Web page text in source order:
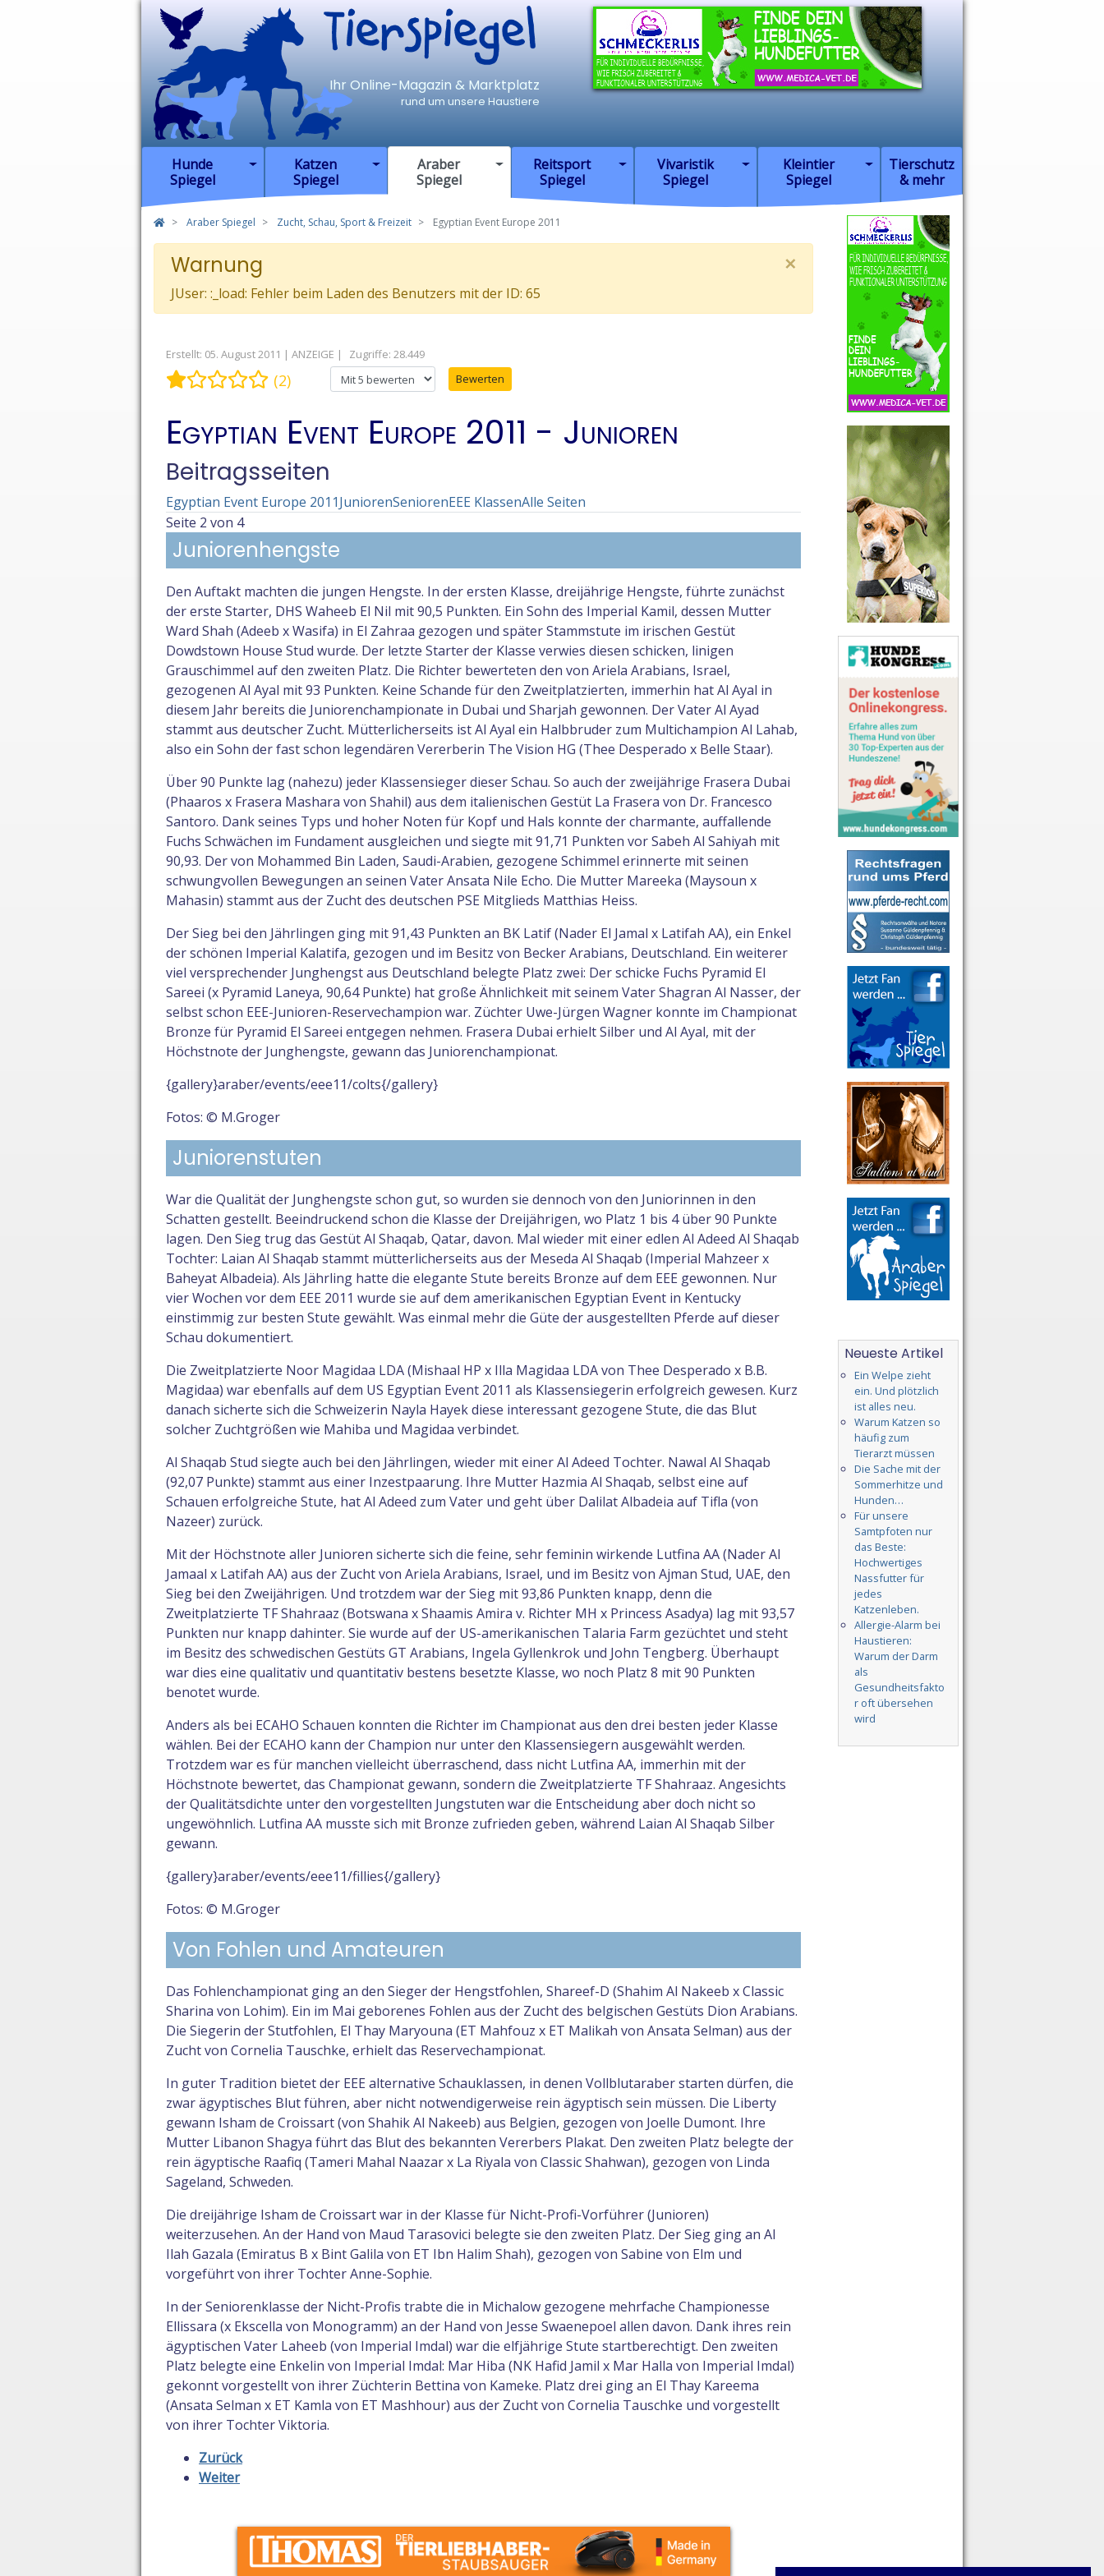
TierSpiegel
Ihr Online-Magazin & Marktplatz
rund um unsere Haustiere
Hunde
Spiegel
Katzen
Spiegel
Araber
Spiegel
Reitsport
Spiegel
Vivaristik
Spiegel
Kleintier
Spiegel
Tierschutz
& mehr
Araber Spiegel Zucht, Schau, Sport & Freizeit Egyptian Event Europe 2011
Warnung
JUser: :_load: Fehler beim Laden des Benutzers mit der ID: 65
×
Erstellt: 05. August 2011 Zugriffe: 28.449
Bewertung:1/5 (2)Bitte bewerten
Egyptian Event Europe 2011 - Junioren
Beitragsseiten
Egyptian Event Europe 2011JuniorenSeniorenEEE KlassenAlle Seiten
Seite 2 von 4
Juniorenhengste
Den Auftakt machten die jungen Hengste. In der ersten Klasse, dreijährige Hengste, führte zunächst
der erste Starter, DHS Waheeb El Nil mit 90,5 Punkten. Ein Sohn des Imperial Kamil, dessen Mutter
Ward Shah (Adeeb x Wasifa) in El Zahraa gezogen und später Stammstute im irischen Gestüt
Dowdstown House Stud wurde. Der letzte Starter der Klasse verwies diesen schicken, linigen
Grauschimmel auf den zweiten Platz. Die Richter bewerteten den von Ariela Arabians, Israel,
gezogenen Al Ayal mit 93 Punkten. Keine Schande für den Zweitplatzierten, immerhin hat Al Ayal in
diesem Jahr bereits die Juniorenchampionate in Dubai und Sharjah gewonnen. Der Vater Al Ayad
stammt aus deutscher Zucht. Mütterlicherseits ist Al Ayal ein Halbbruder zum Multichampion Al Lahab,
also ein Sohn der fast schon legendären Vererberin The Vision HG (Thee Desperado x Belle Staar).
Über 90 Punkte lag (nahezu) jeder Klassensieger dieser Schau. So auch der zweijährige Frasera Dubai
(Phaaros x Frasera Mashara von Shahil) aus dem italienischen Gestüt La Frasera von Dr. Francesco
Santoro. Dank seines Typs und hoher Noten für Kopf und Hals konnte der charmante, auffallende
Fuchs Schwächen im Fundament ausgleichen und siegte mit 91,71 Punkten vor Sabeh Al Sahiyah mit
90,93. Der von Mohammed Bin Laden, Saudi-Arabien, gezogene Schimmel erinnerte mit seinen
schwungvollen Bewegungen an seinen Vater Ansata Nile Echo. Die Mutter Mareeka (Maysoun x
Mahasin) stammt aus der Zucht des deutschen PSE Mitglieds Matthias Heiss.
Der Sieg bei den Jährlingen ging mit 91,43 Punkten an BK Latif (Nader El Jamal x Latifah AA), ein Enkel
der schönen Imperial Kalatifa, gezogen und im Besitz von Becker Arabians, Deutschland. Ein weiterer
viel versprechender Junghengst aus Deutschland belegte Platz zwei: Der schicke Fuchs Pyramid El
Sareei (x Pyramid Laneya, 90,64 Punkte) hat große Ähnlichkeit mit seinem Vater Shagran Al Nasser, der
selbst schon EEE-Junioren-Reservechampion war. Züchter Uwe-Jürgen Wagner konnte im Championat
Bronze für Pyramid El Sareei entgegen nehmen. Frasera Dubai erhielt Silber und Al Ayal, mit der
Höchstnote der Junghengste, gewann das Juniorenchampionat.
{gallery}araber/events/eee11/colts{/gallery}
Fotos: © M.Groger
Juniorenstuten
War die Qualität der Junghengste schon gut, so wurden sie dennoch von den Juniorinnen in den
Schatten gestellt. Beeindruckend schon die Klasse der Dreijährigen, wo Platz 1 bis 4 über 90 Punkte
lagen. Den Sieg trug das Gestüt Al Shaqab, Qatar, davon. Mal wieder mit einer edlen Al Adeed Al Shaqab
Tochter: Laian Al Shaqab stammt mütterlicherseits aus der Meseda Al Shaqab (Imperial Mahzeer x
Baheyat Albadeia). Als Jährling hatte die elegante Stute bereits Bronze auf dem EEE gewonnen. Nur
vier Wochen vor dem EEE 2011 wurde sie auf dem amerikanischen Egyptian Event in Kentucky
einstimmig zur besten Stute gewählt. Was einmal mehr die Güte der ausgestellten Pferde auf dieser
Schau dokumentiert.
Die Zweitplatzierte Noor Magidaa LDA (Mishaal HP x Illa Magidaa LDA von Thee Desperado x B.B.
Magidaa) war ebenfalls auf dem US Egyptian Event 2011 als Klassensiegerin erfolgreich gewesen. Kurz
danach sicherte sich die Schweizerin Nayla Hayek diese interessant gezogene Stute, die das Blut
solcher Zuchtgrößen wie Mahiba und Magidaa verbindet.
Al Shaqab Stud siegte auch bei den Jährlingen, wieder mit einer Al Adeed Tochter. Nawal Al Shaqab
(92,07 Punkte) stammt aus einer Inzestpaarung. Ihre Mutter Hazmia Al Shaqab, selbst eine auf
Schauen erfolgreiche Stute, hat Al Adeed zum Vater und geht über Dalilat Albadeia auf Tifla (von
Nazeer) zurück.
Mit der Höchstnote aller Junioren sicherte sich die feine, sehr feminin wirkende Lutfina AA (Nader Al
Jamaal x Latifah AA) aus der Zucht von Ariela Arabians, Israel, und im Besitz von Ajman Stud, UAE, den
Sieg bei den Zweijährigen. Und trotzdem war der Sieg mit 93,86 Punkten knapp, denn die
Zweitplatzierte TF Shahraaz (Botswana x Shaamis Amira v. Richter MH x Princess Asadya) lag mit 93,57
Punkten nur knapp dahinter. Sie wurde auf der US-amerikanischen Talaria Farm gezüchtet und steht
im Besitz des schwedischen Gestüts GT Arabians, Ingela Gyllenkrok und John Tengberg. Überhaupt
war dies eine qualitativ und quantitativ bestens besetzte Klasse, wo noch Platz 8 mit 90 Punkten
benotet wurde.
Anders als bei ECAHO Schauen konnten die Richter im Championat aus den drei besten jeder Klasse
wählen. Bei der ECAHO kann der Champion nur unter den Klassensiegern ausgewählt werden.
Trotzdem war es für manchen vielleicht überraschend, dass nicht Lutfina AA, immerhin mit der
Höchstnote bewertet, das Championat gewann, sondern die Zweitplatzierte TF Shahraaz. Angesichts
der Qualitätsdichte unter den vorgestellten Jungstuten war die Entscheidung aber doch nicht so
ungewöhnlich. Lutfina AA musste sich mit Bronze zufrieden geben, während Laian Al Shaqab Silber
gewann.
{gallery}araber/events/eee11/fillies{/gallery}
Fotos: © M.Groger
Von Fohlen und Amateuren
Das Fohlenchampionat ging an den Sieger der Hengstfohlen, Shareef-D (Shahim Al Nakeeb x Classic
Sharina von Lohim). Ein im Mai geborenes Fohlen aus der Zucht des belgischen Gestüts Dion Arabians.
Die Siegerin der Stutfohlen, El Thay Maryouna (ET Mahfouz x ET Malikah von Ansata Selman) aus der
Zucht von Cornelia Tauschke, erhielt das Reservechampionat.
In guter Tradition bietet der EEE alternative Schauklassen, in denen Vollblutaraber starten dürfen, die
zwar ägyptisches Blut führen, aber nicht notwendigerweise rein ägyptisch sein müssen. Die Liberty
gewann Isham de Croissart (von Shahik Al Nakeeb) aus Belgien, gezogen von Joelle Dumont. Ihre
Mutter Libanon Shagya führt das Blut des bekannten Vererbers Plakat. Den zweiten Platz belegte der
rein ägyptische Raafiq (Tameri Mahal Naazar x La Riyala von Classic Shahwan), gezogen von Linda
Sageland, Schweden.
Die dreijährige Isham de Croissart war in der Klasse für Nicht-Profi-Vorführer (Junioren)
weiterzusehen. An der Hand von Maud Tarasovici belegte sie den zweiten Platz. Der Sieg ging an Al
Ilah Gazala (Emiratus B x Bint Galila von ET Ibn Halim Shah), gezogen von Sabine von Elm und
vorgeführt von ihrer Tochter Anne-Sophie.
In der Seniorenklasse der Nicht-Profis trabte die in Michalow gezogene mehrfache Championesse
Ellissara (x Ekscella von Monogramm) an der Hand von Jesse Swaenepoel allen davon. Dank ihres rein
ägyptischen Vater Laheeb (von Imperial Imdal) war die elfjährige Stute startberechtigt. Den zweiten
Platz belegte eine Enkelin von Imperial Imdal: Mar Hiba (NK Hafid Jamil x Mar Halla von Imperial Imdal)
gekonnt vorgestellt von ihrer Züchterin Bettina von Kameke. Platz drei ging an El Thay Kareema
(Ansata Selman x ET Kamla von ET Mashhour) aus der Zucht von Cornelia Tauschke und vorgestellt
von ihrer Tochter Viktoria.
Zurück
Weiter
Neueste Artikel
Ein Welpe zieht
ein. Und plötzlich
ist alles neu.
Warum Katzen so
häufig zum
Tierarzt müssen
Die Sache mit der
Sommerhitze und
Hunden…
Für unsere
Samtpfoten nur
das Beste:
Hochwertiges
Nassfutter für
jedes
Katzenleben.
Allergie-Alarm bei
Haustieren:
Warum der Darm
als
Gesundheitsfakto
r oft übersehen
wird